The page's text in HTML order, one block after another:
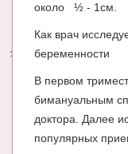
около ½ - 1см.
Как врач
беременности
В первом
бимануальным
доктора. Далее
популярных